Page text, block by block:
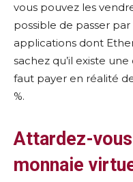
vous pouvez les
possible de passer
applications dont
sachez qu’il existe
faut payer en réalité
%.
Attardez-
monnaie